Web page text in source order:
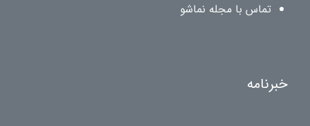
تماس با مجله نماشو
خبرنامه